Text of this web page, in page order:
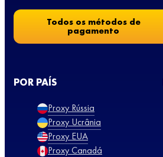
Todos os métodos de
pagamento
POR PAÍS
Proxy Rússia
Proxy Ucrânia
Proxy EUA
Proxy Canadá